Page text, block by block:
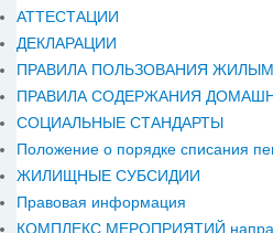
АТТЕСТАЦИИ
ДЕКЛАРАЦИИ
ПРАВИЛА ПОЛЬЗОВАНИЯ
ПРАВИЛА СОДЕРЖАНИЯ
СОЦИАЛЬНЫЕ СТАНДАРТЫ
Положение о порядке списания
ЖИЛИЩНЫЕ СУБСИДИИ
Правовая информация
КОМПЛЕКС МЕРОПРИЯТИЙ